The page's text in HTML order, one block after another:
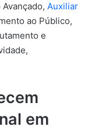
Auxiliar
ao Público,
e
em